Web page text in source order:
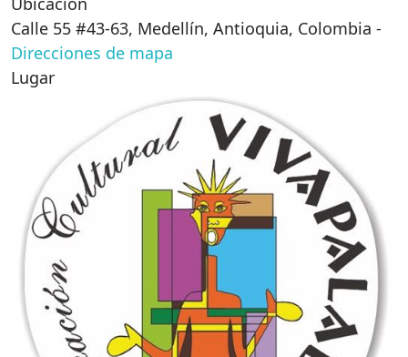
Calle 55 #43-63, Medellín, Antioquia, Colombia -
Direcciones de mapa
Lugar